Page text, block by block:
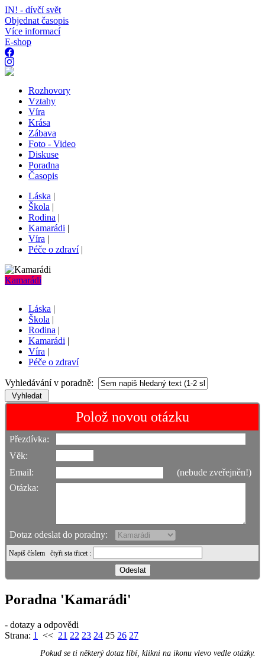
IN! - dívčí svět
Objednat časopis
Více informací
E-shop
Rozhovory
Vztahy
Víra
Krása
Zábava
Foto - Video
Diskuse
Poradna
Časopis
Láska |
Škola |
Rodina |
Kamarádi |
Víra |
Péče o zdraví|
Kamarádi
Láska |
Škola |
Rodina |
Kamarádi |
Víra |
Péče o zdraví
Vyhledávání v poradně:
Polož novou otázku
Přezdívka:
Věk:
Email:
(nebude zveřejněn!)
Otázka:
Dotaz odeslat do poradny:
Napiš číslem čtyři sta třicet :
Poradna 'Kamarádi'
- dotazy a odpovědi
Strana: 1 << 21 22 23 24 25 26 27
Pokud se ti některý dotaz líbí, klikni na ikonu vlevo vedle otázky.